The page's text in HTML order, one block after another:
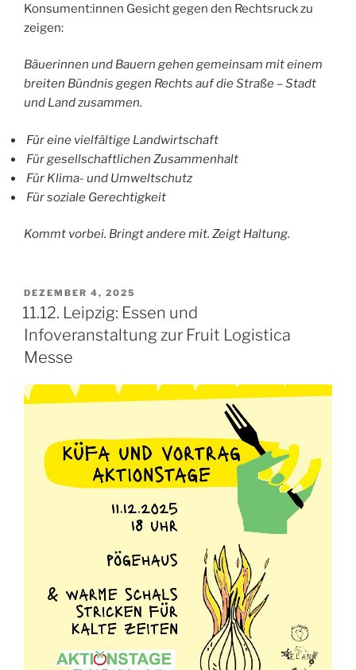
Konsument:innen Gesicht gegen den Rechtsruck zu
zeigen:
Bäuerinnen und Bauern gehen gemeinsam mit einem
breiten Bündnis gegen Rechts auf die Straße – Stadt
und Land zusammen.
Für eine vielfältige Landwirtschaft
Für gesellschaftlichen Zusammenhalt
Für Klima- und Umweltschutz
Für soziale Gerechtigkeit
Kommt vorbei. Bringt andere mit. Zeigt Haltung.
VERÖFFENTLICHT
AM
DEZEMBER 4, 2025
11.12. Leipzig: Essen und
Infoveranstaltung zur Fruit Logistica
Messe